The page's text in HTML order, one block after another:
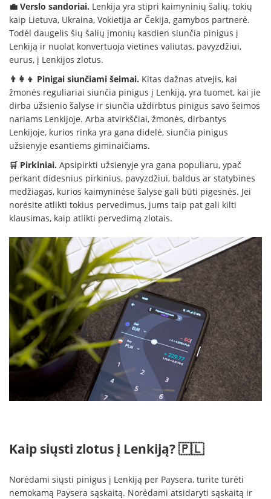
💼 Verslo sandoriai. Lenkija yra stipri kaimyninių šalių, tokių
kaip Lietuva, Ukraina, Vokietija ar Čekija, gamybos partnerė.
Todėl daugelis šių šalių įmonių kasdien siunčia pinigus į
Lenkiją ir nuolat konvertuoja vietines valiutas, pavyzdžiui,
eurus, į Lenkijos zlotus.
👨‍👩‍👦 Pinigai siunčiami šeimai. Kitas dažnas atvejis, kai
žmonės reguliariai siunčia pinigus į Lenkiją, yra tuomet, kai jie
dirba užsienio šalyse ir siunčia uždirbtus pinigus savo šeimos
nariams Lenkijoje. Arba atvirkščiai, žmonės, dirbantys
Lenkijoje, kurios rinka yra gana didelė, siunčia pinigus
užsienyje esantiems giminaičiams.
🛒 Pirkiniai. Apsipirkti užsienyje yra gana populiaru, ypač
perkant didesnius pirkinius, pavyzdžiui, baldus ar statybines
medžiagas, kurios kaimyninėse šalyse gali būti pigesnės. Jei
norėsite atlikti tokius pervedimus, jums taip pat gali kilti
klausimas, kaip atlikti pervedimą zlotais.
Kaip siųsti zlotus į Lenkiją? 🇵🇱
Norėdami siųsti pinigus į Lenkiją per Paysera, turite turėti
nemokamą Paysera sąskaitą. Norėdami atsidaryti sąskaitą ir